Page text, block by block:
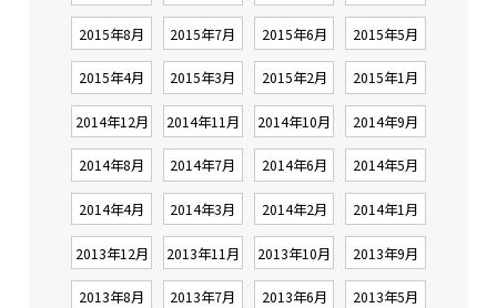
2015年8月 2015年7月 2015年6月 2015年5月
2015年4月 2015年3月 2015年2月 2015年1月
2014年12月 2014年11月 2014年10月 2014年9月
2014年8月 2014年7月 2014年6月 2014年5月
2014年4月 2014年3月 2014年2月 2014年1月
2013年12月 2013年11月 2013年10月 2013年9月
2013年8月 2013年7月 2013年6月 2013年5月